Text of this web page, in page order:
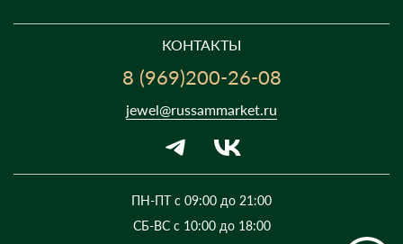
КОНТАКТЫ
8 (969)200-26-08
ПН-ПТ с 09:00 до 21:00
СБ-ВС с 10:00 до 18:00
jewel@russammarket.ru